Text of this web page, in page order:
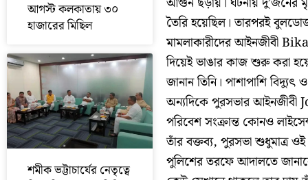
আগস্ট কলকাতায় ৩০
হাজারের মিছিল
শমীক ভট্টাচার্যের নেতৃত্বে
তৈরি হয়েছিল। তারপরই
মামলাকারীদের আইনজীবী
দিয়েই ভাঙার কাজ শুরু করা
জানান তিনি। পাশাপাশি
অন্যদিকে পুরসভার আইনজীবী
পরিবেশ সংক্রান্ত কোনও
তাঁর বক্তব্য, পুরসভা শুধুমাত্র ওই
পুলিশের তরফে আদালতে